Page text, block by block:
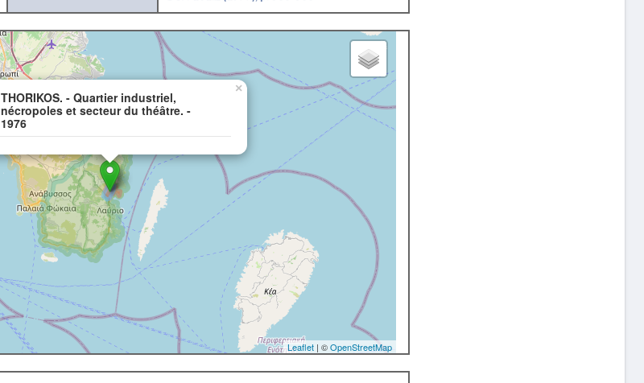
THORIKOS. - Quartier industriel,
nécropoles et secteur du théâtre. -
1976
×
Leaflet| ©OpenStreetMap